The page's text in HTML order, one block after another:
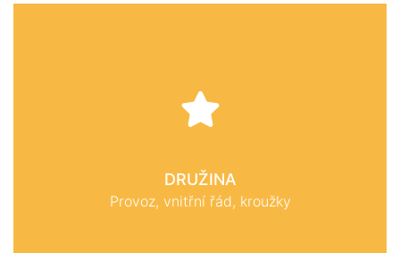
DRUŽINA
Provoz, vnitřní řád, kroužky